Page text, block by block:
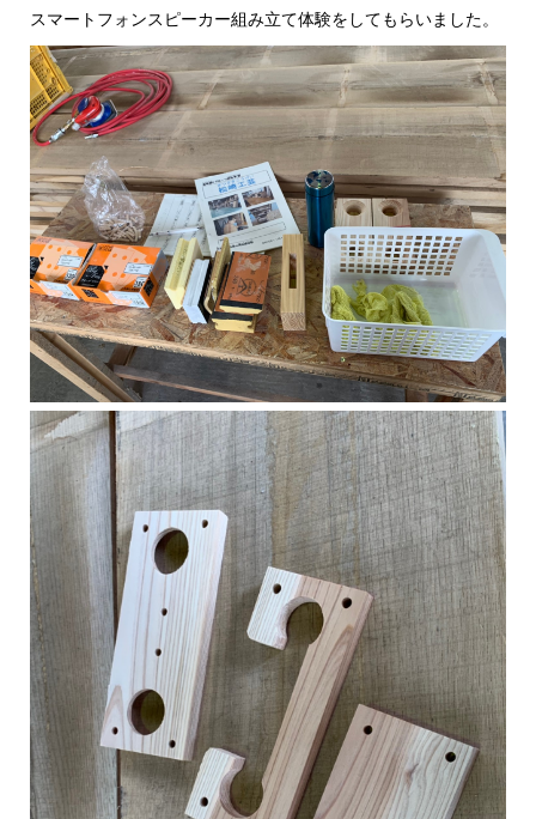
スマートフォンスピーカー組み立て体験をしてもらいました。